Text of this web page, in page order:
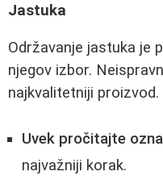
Jastuka
Održavanje jastuka je
njegov izbor.
najkvalitetniji proizvod.
Uvek pročitajte
najvažniji korak.